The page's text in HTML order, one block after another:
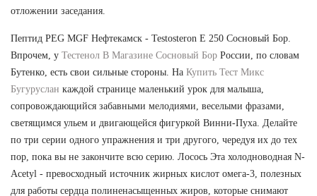
отложении заседания.
Пептид PEG MGF Нефтекамск - Testosteron E 250 Сосновый Бор.
Впрочем, у Тестенол В Магазине Сосновый Бор России, по словам
Бутенко, есть свои сильные стороны. На Купить Тест Микс
Бугуруслан каждой странице маленький урок для малыша,
сопровождающийся забавными мелодиями, веселыми фразами,
светящимся ульем и двигающейся фигуркой Винни-Пуха. Делайте
по три серии одного упражнения и три другого, чередуя их до тех
пор, пока вы не закончите всю серию. Лосось Эта холодноводная N-
Acetyl - превосходный источник жирных кислот омега-3, полезных
для работы сердца полиненасыщенных жиров, которые снимают